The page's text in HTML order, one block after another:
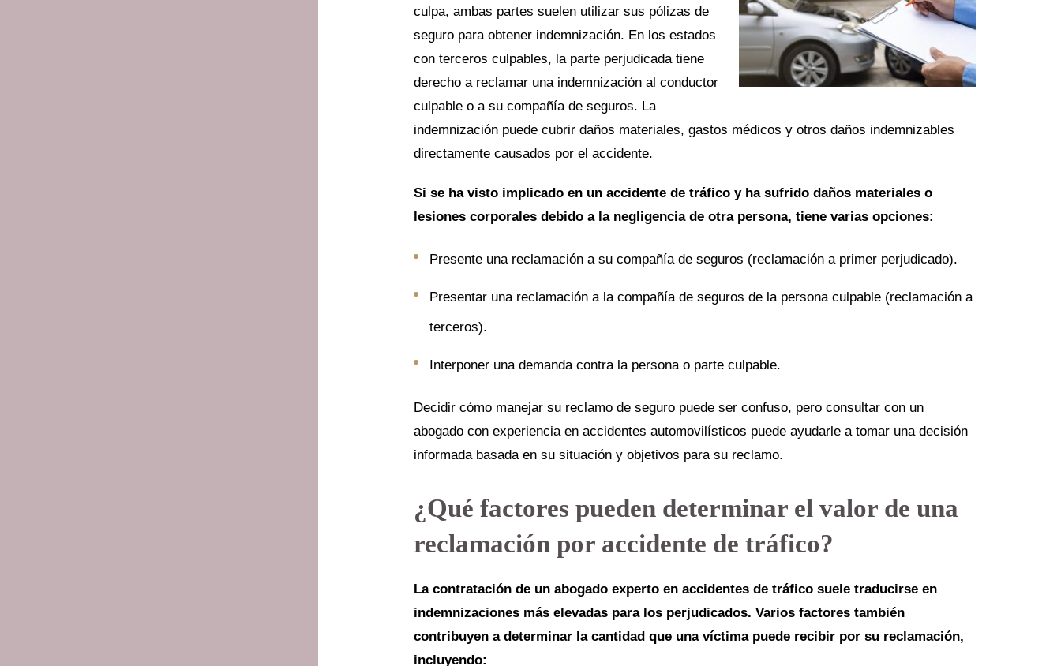
culpa, ambas partes suelen utilizar sus pólizas de
seguro para obtener indemnización. En los estados
con terceros culpables, la parte perjudicada tiene
derecho a reclamar una indemnización al conductor
culpable o a su compañía de seguros. La
indemnización puede cubrir daños materiales, gastos médicos y otros daños indemnizables
directamente causados por el accidente.
Si se ha visto implicado en un accidente de tráfico y ha sufrido daños materiales o
lesiones corporales debido a la negligencia de otra persona, tiene varias opciones:
Presente una reclamación a su compañía de seguros (reclamación a primer perjudicado).
Presentar una reclamación a la compañía de seguros de la persona culpable (reclamación a
terceros).
Interponer una demanda contra la persona o parte culpable.
Decidir cómo manejar su reclamo de seguro puede ser confuso, pero consultar con un
abogado con experiencia en accidentes automovilísticos puede ayudarle a tomar una decisión
informada basada en su situación y objetivos para su reclamo.
¿Qué factores pueden determinar el valor de una
reclamación por accidente de tráfico?
La contratación de un abogado experto en accidentes de tráfico suele traducirse en
indemnizaciones más elevadas para los perjudicados. Varios factores también
contribuyen a determinar la cantidad que una víctima puede recibir por su reclamación,
incluyendo: